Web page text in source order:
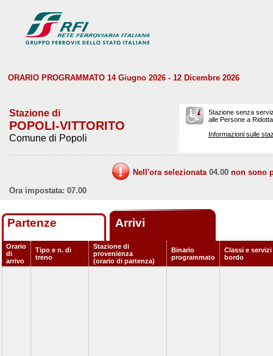
ORARIO PROGRAMMATO 14 Giugno 2026 - 12 Dicembre 2026
Stazione di
POPOLI-VITTORITO
Comune di Popoli
Stazione senza
alle Persone a
Informazioni sulle
Nell'ora selezionata 04.00 non sono
Ora impostata: 07.00
Partenze Arrivi
Orario
di
arrivo
Tipo e n. di
treno
Stazione di
provenienza
(orario di partenza)
Binario
programmato
Classi e servizi
bordo